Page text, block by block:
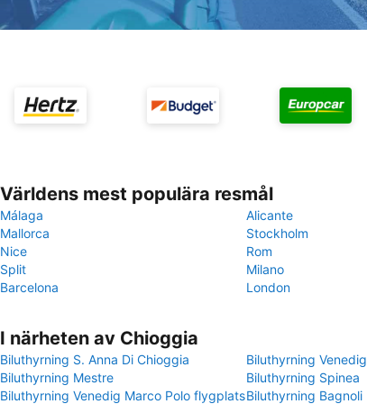
Världens mest populära resmål
Málaga
Alicante
Mallorca
Stockholm
Nice
Rom
Split
Milano
Barcelona
London
I närheten av Chioggia
Biluthyrning S. Anna Di Chioggia
Biluthyrning Venedig
Biluthyrning Mestre
Biluthyrning Spinea
Biluthyrning Venedig Marco Polo flygplatsBiluthyrning Bagnoli